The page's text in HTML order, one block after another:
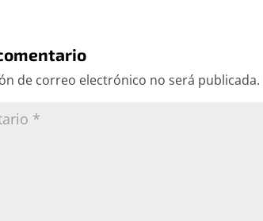
de correo electrónico no será publicada.